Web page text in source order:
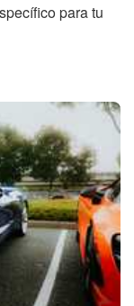
para tu